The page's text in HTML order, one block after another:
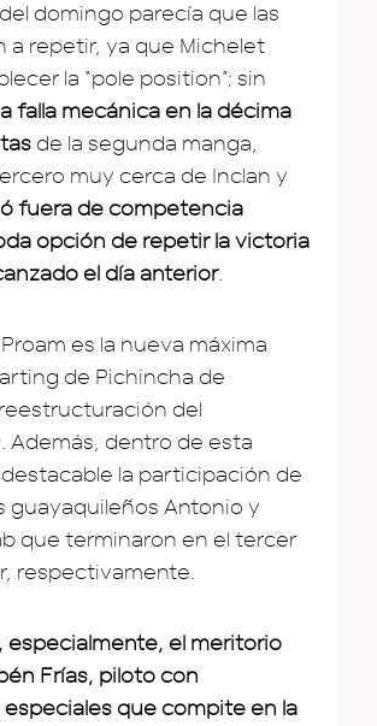
domingo parecía que las
a repetir, ya que Michelet
la “pole position”; sin
falla mecánica en la décima
de la segunda manga,
muy cerca de Inclan y
fuera de competencia
opción de repetir la victoria
el día anterior.
es la nueva máxima
de Pichincha de
del
Además, dentro de esta
la participación de
guayaquileños Antonio y
que terminaron en el tercer
respectivamente.
especialmente, el meritorio
Frías, piloto con
que compite en la